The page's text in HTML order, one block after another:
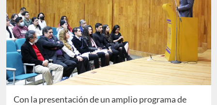
Con la presentación de un amplio programa de